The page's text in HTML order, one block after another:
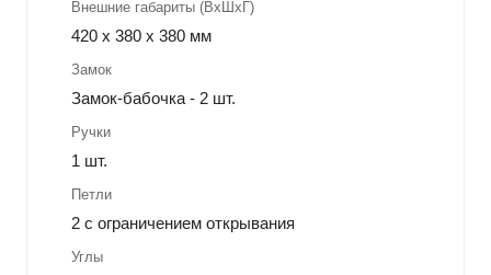
Внешние габариты (ВхШхГ)
420 х 380 х 380 мм
Замок
Замок-бабочка - 2 шт.
Ручки
1 шт.
Петли
2 с ограничением открывания
Углы